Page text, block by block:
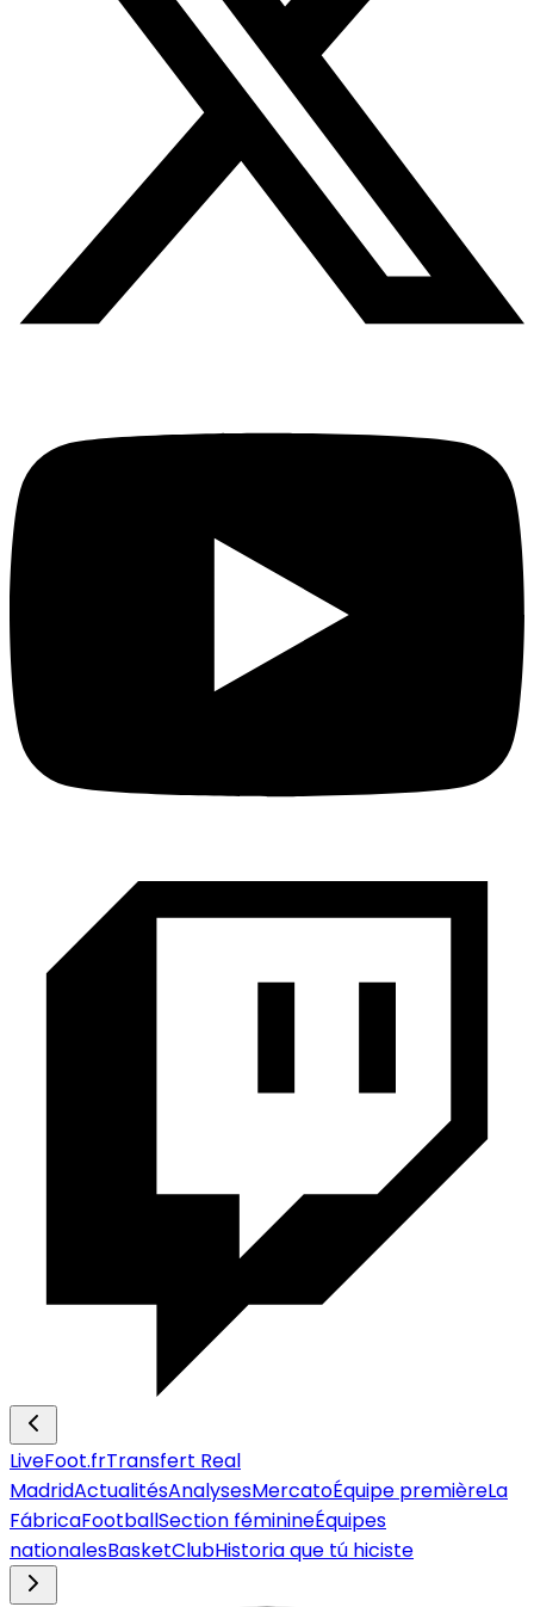
LiveFoot.frTransfert Real
MadridActualitésAnalysesMercatoÉquipe premièreLa
FábricaFootballSection féminineÉquipes
nationalesBasketClubHistoria que tú hiciste